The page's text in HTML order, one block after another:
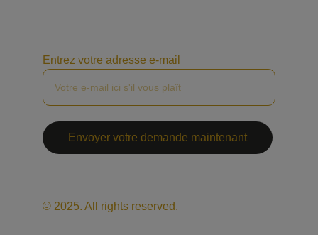
Entrez votre adresse e-mail
Envoyer votre demande maintenant
© 2025. All rights reserved.